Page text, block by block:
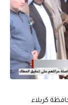
كربلاء